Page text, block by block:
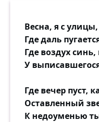
Весна, я с
Где даль
Где воздух
У
Где вечер пуст,
Оставленный
К недоуменью